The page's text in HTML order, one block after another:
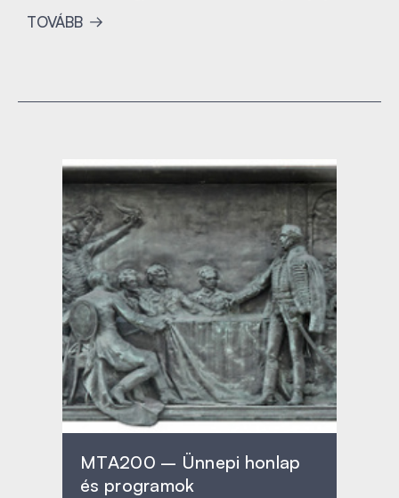
TOVÁBB
MTA200 – Ünnepi honlap
és programok